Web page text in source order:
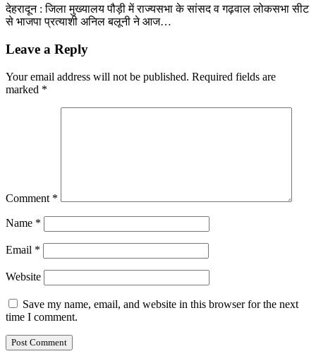
देहरादून : जिला मुख्यालय पौड़ी में राज्यसभा के सांसद व गढ़वाल लोकसभा सीट
से भाजपा प्रत्याशी अनिल बलूनी ने आज…
Leave a Reply
Your email address will not be published. Required fields are
marked *
Comment *
Name *
Email *
Website
Save my name, email, and website in this browser for the next
time I comment.